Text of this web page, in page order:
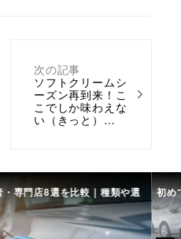
次の記事
ソフトクリームシ
ーズン再到来！こ
こでしか味わえな
い（きっと）…
専門店8選を比較｜種類や選 初め